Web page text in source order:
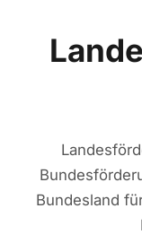
Bundesland